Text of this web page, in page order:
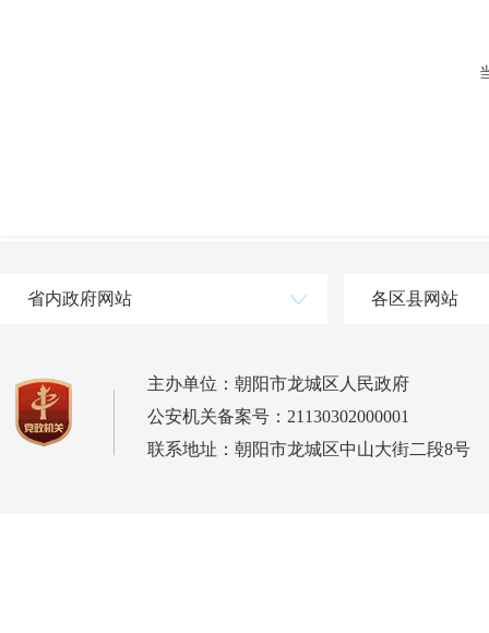
省内政府网站 各区县网站
主办单位：朝阳市龙城区人民政府
公安机关备案号：21130302000001
联系地址：朝阳市龙城区中山大街二段8号